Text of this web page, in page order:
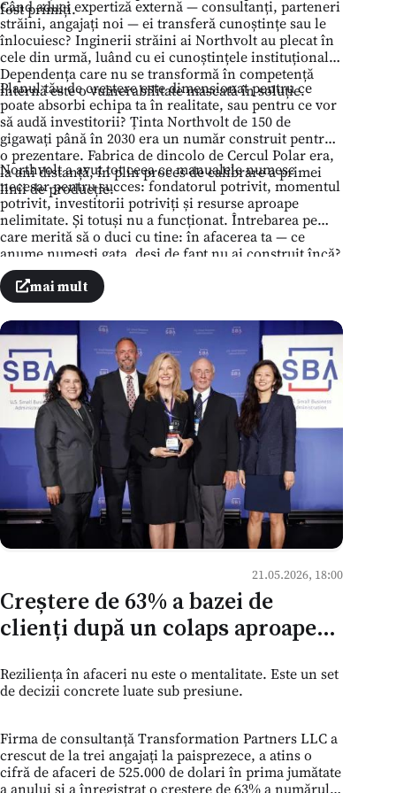
fost primiți.
Când aduci expertiză externă — consultanți, parteneri
străini, angajați noi — ei transferă cunoștințe sau le
înlocuiesc? Inginerii străini ai Northvolt au plecat în
cele din urmă, luând cu ei cunoștințele instituționale.
Dependența care nu se transformă în competență
internă este o vulnerabilitate mascată în soluție.
Planul tău de creștere este dimensionat pentru ce
poate absorbi echipa ta în realitate, sau pentru ce vor
să audă investitorii? Ținta Northvolt de 150 de
gigawați până în 2030 era un număr construit pentru
o prezentare. Fabrica de dincolo de Cercul Polar era,
la ani distanță, în plin proces de calibrare a primei
linii de producție.
Northvolt a avut tot ceea ce manualele numesc
necesar pentru succes: fondatorul potrivit, momentul
potrivit, investitorii potriviți și resurse aproape
nelimitate. Și totuși nu a funcționat. Întrebarea pe
care merită să o duci cu tine: în afacerea ta — ce
anume numești gata, deși de fapt nu ai construit încă?
mai mult
21.05.2026, 18:00
Creștere de 63% a bazei de
clienți după un colaps aproape
moldovenească de servicii de la
o firmă de consultanță
americană
Reziliența în afaceri nu este o mentalitate. Este un set
de decizii concrete luate sub presiune.
Firma de consultanță Transformation Partners LLC a
crescut de la trei angajați la paisprezece, a atins o
cifră de afaceri de 525.000 de dolari în prima jumătate
a anului și a înregistrat o creștere de 63% a numărului